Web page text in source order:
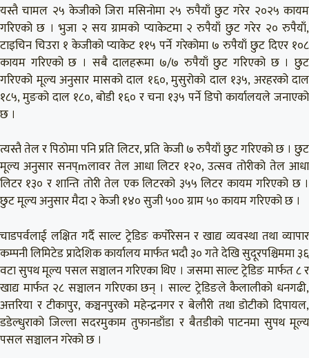
यस्तै चामल २५ केजीको जिरा मसिनोमा २५ रुपैयाँ छुट गरेर २०२५ कायम
गरिएको छ । भुजा २ सय ग्रामको प्याकेटमा २ रुपैयाँ छुट गरेर २० रुपैयाँ,
टाइचिन चिउरा १ केजीको प्याकेट ११५ पर्ने गरेकोमा ७ रुपैयाँ छुट दिएर १०८
कायम गरिएको छ । सबै दालहरूमा ७/७ रुपैयाँ छुट गरिएको छ । छुट
गरिएको मूल्य अनुसार मासको दाल १६०, मुसुरोको दाल १३५, अरहरको दाल
१८५, मुङको दाल १८०, बोडी १६० र चना १३५ पर्ने डिपो कार्यालयले जनाएको
छ ।
त्यस्तै तेल र पिठोमा पनि प्रति लिटर, प्रति केजी ७ रुपैयाँ छुट गरिएको छ । छुट
मूल्य अनुसार सनप्mलावर तेल आधा लिटर १२०, उत्सव तोरीको तेल आधा
लिटर १३० र शान्ति तोरी तेल एक लिटरको ३५५ लिटर कायम गरिएको छ ।
छुट मूल्य अनुसार मैदा २ केजी १४० सुजी ५०० ग्राम ५० कायम गरिएको छ ।
चाडपर्वलाई लक्षित गर्दै साल्ट ट्रेडिङ कर्पोरेसन र खाद्य व्यवस्था तथा व्यापार
कम्पनी लिमिटेड प्रादेशिक कार्यालय मार्फत भदौ ३० गते देखि सुदूरपश्चिममा ३६
वटा सुपथ मूल्य पसल सञ्चालन गरिएका थिए । जसमा साल्ट ट्रेडिङ मार्फत ८ र
खाद्य मार्फत २८ सञ्चालन गरिएका छन् । साल्ट ट्रेडिङले कैलालीको धनगढी,
अत्तरिया र टीकापुर, कञ्चनपुरको महेन्द्रनगर र बेलौरी तथा डोटीको दिपायल,
डडेल्धुराको जिल्ला सदरमुकाम तुफानडाँडा र बैतडीको पाटनमा सुपथ मूल्य
पसल सञ्चालन गरेको छ ।